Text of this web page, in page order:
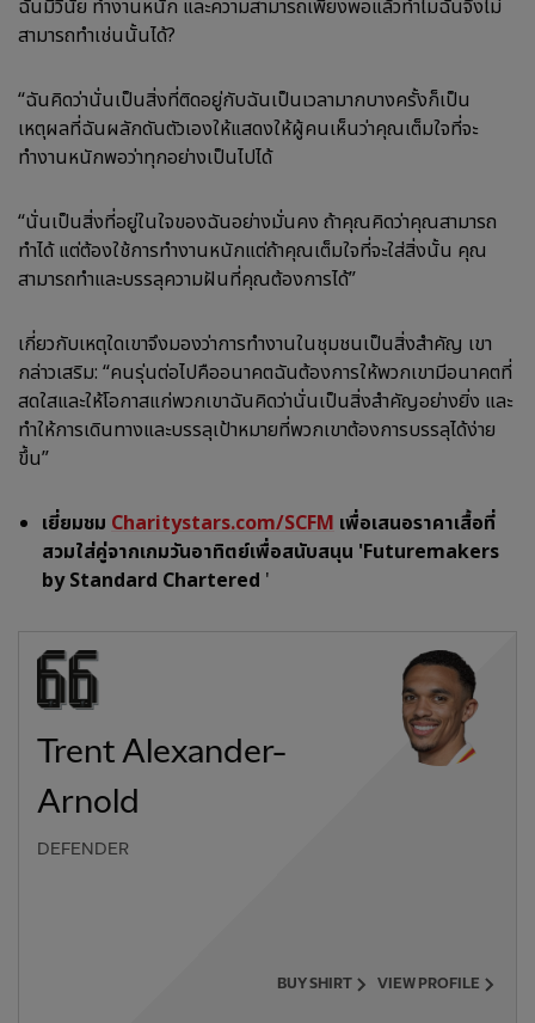
ฉันมีวินัย ทำงานหนัก และความสามารถเพียงพอแล้วทำไมฉันจึงไม่
สามารถทำเช่นนั้นได้?
“ฉันคิดว่านั่นเป็นสิ่งที่ติดอยู่กับฉันเป็นเวลามากบางครั้งก็เป็น
เหตุผลที่ฉันผลักดันตัวเองให้แสดงให้ผู้คนเห็นว่าคุณเต็มใจที่จะ
ทำงานหนักพอว่าทุกอย่างเป็นไปได้
“นั่นเป็นสิ่งที่อยู่ในใจของฉันอย่างมั่นคง ถ้าคุณคิดว่าคุณสามารถ
ทำได้ แต่ต้องใช้การทำงานหนักแต่ถ้าคุณเต็มใจที่จะใส่สิ่งนั้น คุณ
สามารถทำและบรรลุความฝันที่คุณต้องการได้”
เกี่ยวกับเหตุใดเขาจึงมองว่าการทำงานในชุมชนเป็นสิ่งสำคัญ เขา
กล่าวเสริม: “คนรุ่นต่อไปคืออนาคตฉันต้องการให้พวกเขามีอนาคตที่
สดใสและให้โอกาสแก่พวกเขาฉันคิดว่านั่นเป็นสิ่งสำคัญอย่างยิ่ง และ
ทำให้การเดินทางและบรรลุเป้าหมายที่พวกเขาต้องการบรรลุได้ง่าย
ขึ้น”
เยี่ยมชม Charitystars.com/SCFM เพื่อเสนอราคาเสื้อที่
สวมใส่คู่จากเกมวันอาทิตย์เพื่อสนับสนุน 'Futuremakers
by Standard Chartered '
Trent Alexander-
Arnold
DEFENDER
VIEW PROFILE
BUY SHIRT